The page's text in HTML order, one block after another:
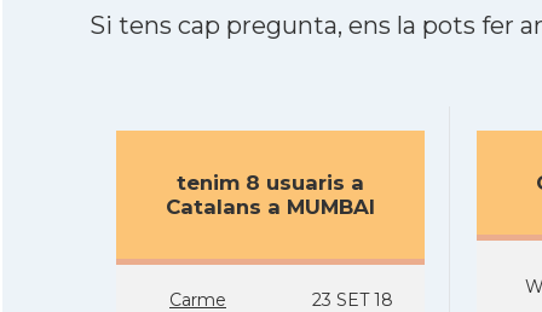
Si tens cap pregunta, ens la pots fer
tenim 8 usuaris a
Catalans a MUMBAI
Carme 23 SET 18